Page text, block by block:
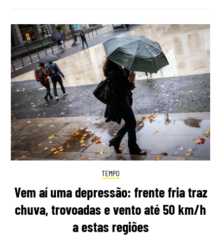
TEMPO
Vem aí uma depressão: frente fria traz
chuva, trovoadas e vento até 50 km/h
a estas regiões